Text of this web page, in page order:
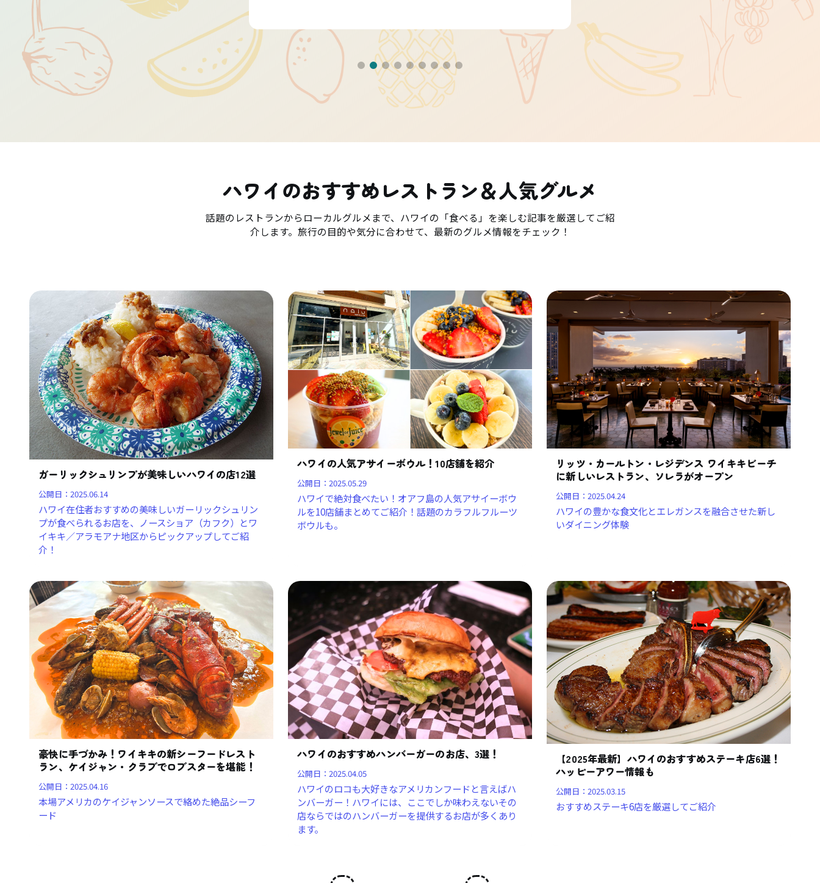
ハワイのおすすめレストラン＆人気グルメ
話題のレストランからローカルグルメまで、ハワイの「食べる」を楽しむ記事を厳選してご紹
介します。旅行の目的や気分に合わせて、最新のグルメ情報をチェック！
ガーリックシュリンプが美味しいハワイの店12選
公開日：2025.06.14
ハワイ在住者おすすめの美味しいガーリックシュリン
プが食べられるお店を、ノースショア（カフク）とワ
イキキ／アラモアナ地区からピックアップしてご紹
介！
ハワイの人気アサイーボウル！10店舗を紹介
公開日：2025.05.29
ハワイで絶対食べたい！オアフ島の人気アサイーボウ
ルを10店舗まとめてご紹介！話題のカラフルフルーツ
ボウルも。
リッツ・カールトン・レジデンス ワイキキビーチ
に新しいレストラン、ソレラがオープン
公開日：2025.04.24
ハワイの豊かな食文化とエレガンスを融合させた新し
いダイニング体験
豪快に手づかみ！ワイキキの新シーフードレスト
ラン、ケイジャン・クラブでロブスターを堪能！
公開日：2025.04.16
本場アメリカのケイジャンソースで絡めた絶品シーフ
ード
ハワイのおすすめハンバーガーのお店、3選！
公開日：2025.04.05
ハワイのロコも大好きなアメリカンフードと言えばハ
ンバーガー！ハワイには、ここでしか味わえないその
店ならではのハンバーガーを提供するお店が多くあり
ます。
【2025年最新】ハワイのおすすめステーキ店6選！
ハッピーアワー情報も
公開日：2025.03.15
おすすめステーキ6店を厳選してご紹介